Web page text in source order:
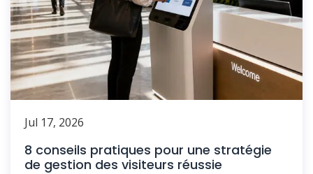
Jul 17, 2026
8 conseils pratiques pour une stratégie
de gestion des visiteurs réussie